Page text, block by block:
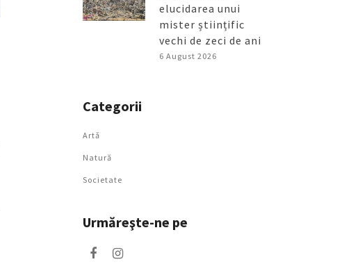
elucidarea unui
mister științific
vechi de zeci de ani
6 August 2026
Categorii
Artǎ
Natură
Societate
Urmăreşte-ne pe